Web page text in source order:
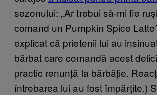
sezonului: „Ar trebui să-mi fie
comand un Pumpkin Spice
explicat că prietenii lui au
bărbat care comandă acest
practic renunță la bărbăție.
întrebarea lui au fost împărțite.)